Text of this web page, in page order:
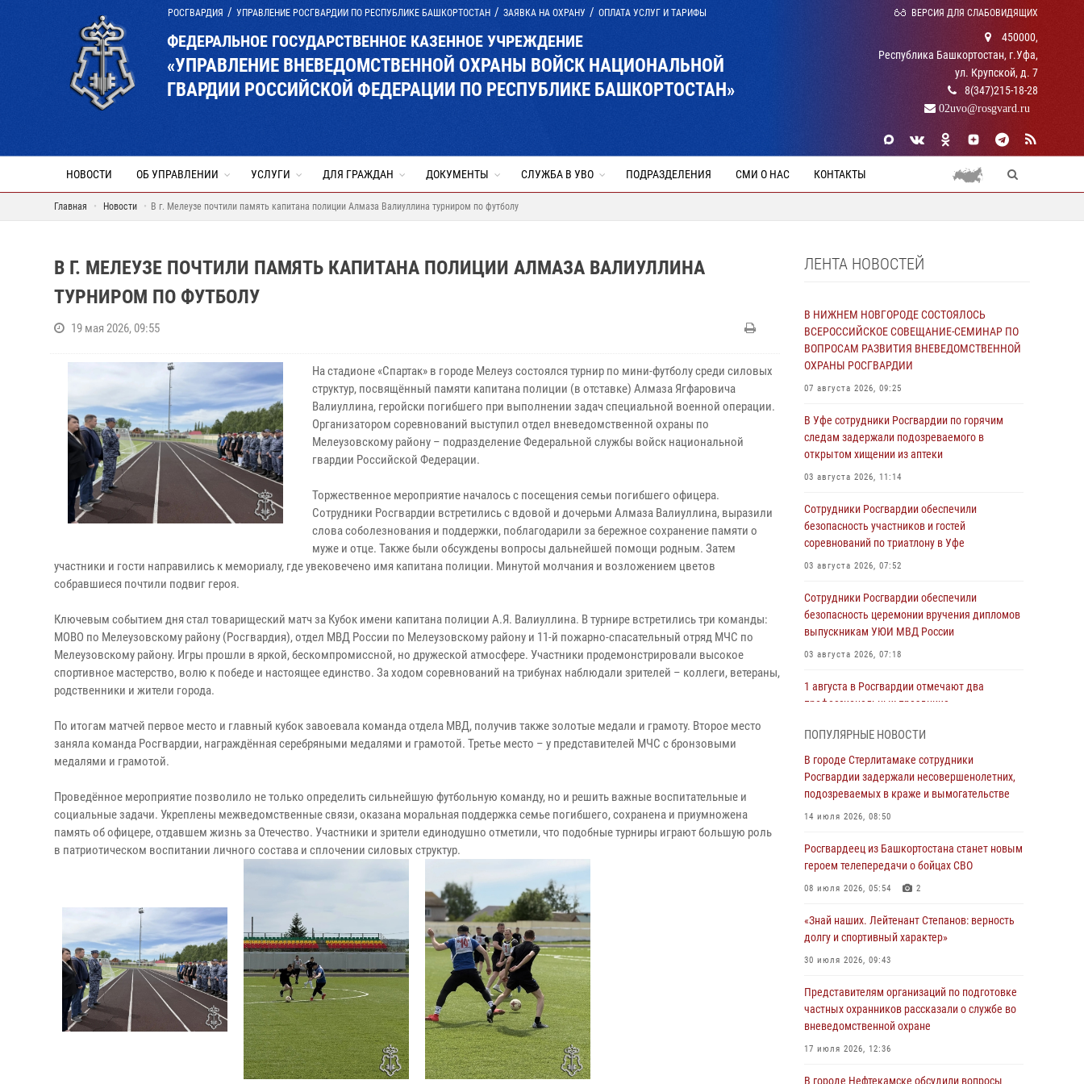
РОСГВАРДИЯ УПРАВЛЕНИЕ РОСГВАРДИИ ПО РЕСПУБЛИКЕ БАШКОРТОСТАН ЗАЯВКА НА ОХРАНУ ОПЛАТА УСЛУГ И ТАРИФЫ ВЕРСИЯ ДЛЯ СЛАБОВИДЯЩИХ
ФЕДЕРАЛЬНОЕ ГОСУДАРСТВЕННОЕ КАЗЕННОЕ УЧРЕЖДЕНИЕ
«УПРАВЛЕНИЕ ВНЕВЕДОМСТВЕННОЙ ОХРАНЫ ВОЙСК НАЦИОНАЛЬНОЙ
ГВАРДИИ РОССИЙСКОЙ ФЕДЕРАЦИИ ПО РЕСПУБЛИКЕ БАШКОРТОСТАН»
450000,
Республика Башкортостан, г.Уфа,
ул. Крупской, д. 7
8(347)215-18-28
02uvo@rosgvard.ru
НОВОСТИ ОБ УПРАВЛЕНИИ УСЛУГИ ДЛЯ ГРАЖДАН ДОКУМЕНТЫ СЛУЖБА В УВО ПОДРАЗДЕЛЕНИЯ СМИ О НАС КОНТАКТЫ
Главная Новости В г. Мелеузе почтили память капитана полиции Алмаза Валиуллина турниром по футболу
В Г. МЕЛЕУЗЕ ПОЧТИЛИ ПАМЯТЬ КАПИТАНА ПОЛИЦИИ АЛМАЗА ВАЛИУЛЛИНА
ТУРНИРОМ ПО ФУТБОЛУ
19 мая 2026, 09:55
На стадионе «Спартак» в городе Мелеуз состоялся турнир по мини-футболу среди силовых
структур, посвящённый памяти капитана полиции (в отставке) Алмаза Ягфаровича
Валиуллина, геройски погибшего при выполнении задач специальной военной операции.
Организатором соревнований выступил отдел вневедомственной охраны по
Мелеузовскому району – подразделение Федеральной службы войск национальной
гвардии Российской Федерации.
Торжественное мероприятие началось с посещения семьи погибшего офицера.
Сотрудники Росгвардии встретились с вдовой и дочерьми Алмаза Валиуллина, выразили
слова соболезнования и поддержки, поблагодарили за бережное сохранение памяти о
муже и отце. Также были обсуждены вопросы дальнейшей помощи родным. Затем
участники и гости направились к мемориалу, где увековечено имя капитана полиции. Минутой молчания и возложением цветов
собравшиеся почтили подвиг героя.
Ключевым событием дня стал товарищеский матч за Кубок имени капитана полиции А.Я. Валиуллина. В турнире встретились три команды:
МОВО по Мелеузовскому району (Росгвардия), отдел МВД России по Мелеузовскому району и 11-й пожарно-спасательный отряд МЧС по
Мелеузовскому району. Игры прошли в яркой, бескомпромиссной, но дружеской атмосфере. Участники продемонстрировали высокое
спортивное мастерство, волю к победе и настоящее единство. За ходом соревнований на трибунах наблюдали зрителей – коллеги, ветераны,
родственники и жители города.
По итогам матчей первое место и главный кубок завоевала команда отдела МВД, получив также золотые медали и грамоту. Второе место
заняла команда Росгвардии, награждённая серебряными медалями и грамотой. Третье место – у представителей МЧС с бронзовыми
медалями и грамотой.
Проведённое мероприятие позволило не только определить сильнейшую футбольную команду, но и решить важные воспитательные и
социальные задачи. Укреплены межведомственные связи, оказана моральная поддержка семье погибшего, сохранена и приумножена
память об офицере, отдавшем жизнь за Отечество. Участники и зрители единодушно отметили, что подобные турниры играют большую роль
в патриотическом воспитании личного состава и сплочении силовых структур.
ЛЕНТА НОВОСТЕЙ
В НИЖНЕМ НОВГОРОДЕ СОСТОЯЛОСЬ
ВСЕРОССИЙСКОЕ СОВЕЩАНИЕ-СЕМИНАР ПО
ВОПРОСАМ РАЗВИТИЯ ВНЕВЕДОМСТВЕННОЙ
ОХРАНЫ РОСГВАРДИИ
07 августа 2026, 09:25
В Уфе сотрудники Росгвардии по горячим
следам задержали подозреваемого в
открытом хищении из аптеки
03 августа 2026, 11:14
Сотрудники Росгвардии обеспечили
безопасность участников и гостей
соревнований по триатлону в Уфе
03 августа 2026, 07:52
Сотрудники Росгвардии обеспечили
безопасность церемонии вручения дипломов
выпускникам УЮИ МВД России
03 августа 2026, 07:18
1 августа в Росгвардии отмечают два
профессиональных праздника
В Ишимбае сотрудники Росгвардии
задержали гражданку, подозреваемую в
серии краж из продуктового магазина
31 июля 2026, 06:45
В Чишминском районе сотрудники
Росгвардии провели волейбольный турнир на
«Знай наших. Лейтенант Степанов: верность
В Уфе сотрудники Росгвардии задержали
подозреваемого в совершении особо тяжкого
ПОПУЛЯРНЫЕ НОВОСТИ
В городе Стерлитамаке сотрудники
Росгвардии задержали несовершенолетних,
подозреваемых в краже и вымогательстве
14 июля 2026, 08:50
Росгвардеец из Башкортостана станет новым
героем телепередачи о бойцах СВО
08 июля 2026, 05:54 2
«Знай наших. Лейтенант Степанов: верность
долгу и спортивный характер»
30 июля 2026, 09:43
Представителям организаций по подготовке
частных охранников рассказали о службе во
вневедомственной охране
17 июля 2026, 12:36
В городе Нефтекамске обсудили вопросы